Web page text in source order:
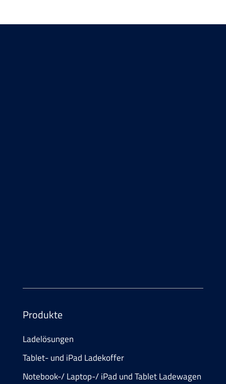
Produkte
Ladelösungen
Tablet- und iPad Ladekoffer
Notebook-/ Laptop-/ iPad und Tablet Ladewagen